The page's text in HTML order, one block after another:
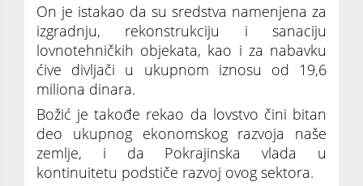
On je istakao da su sredstva namenjena za
izgradnju, rekonstrukciju i sanaciju
lovnotehničkih objekata, kao i za nabavku
ćive divljači u ukupnom iznosu od 19,6
miliona dinara.
Božić je takođe rekao da lovstvo čini bitan
deo ukupnog ekonomskog razvoja naše
zemlje, i da Pokrajinska vlada u
kontinuitetu podstiče razvoj ovog sektora.